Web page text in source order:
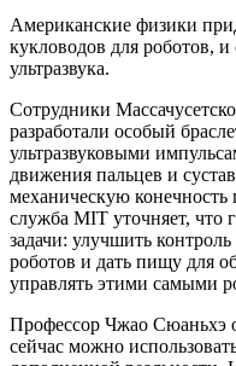
Американские физики
кукловодов для роботов,
ультразвука.
Сотрудники
разработали особый
ультразвуковыми
движения пальцев и
механическую
служба MIT уточняет, что
задачи: улучшить
роботов и дать пищу для
управлять этими самыми
Профессор Чжао Сюаньхэ
сейчас можно